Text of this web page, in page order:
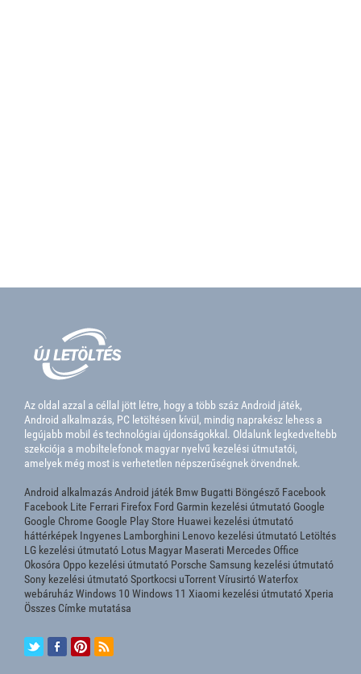
Az oldal azzal a céllal jött létre, hogy a több száz Android játék,
Android alkalmazás, PC letöltésen kívül, mindig naprakész lehess a
legújabb mobil és technológiai újdonságokkal. Oldalunk legkedveltebb
szekciója a mobiltelefonok magyar nyelvű kezelési útmutatói,
amelyek még most is verhetetlen népszerűségnek örvendnek.
Android alkalmazásAndroid játék Bmw Bugatti Böngésző Facebook
Facebook Lite Ferrari Firefox Ford Garmin kezelési útmutató Google
Google Chrome Google Play Store Huawei kezelési útmutató
háttérképek Ingyenes Lamborghini Lenovo kezelési útmutató Letöltés
LG kezelési útmutató Lotus Magyar Maserati Mercedes Office
Okosóra Oppo kezelési útmutató Porsche Samsung kezelési útmutató
Sony kezelési útmutatóSportkocsi uTorrentVírusirtóWaterfox
webáruházWindows 10 Windows 11 Xiaomi kezelési útmutatóXperia
Összes Címke mutatása